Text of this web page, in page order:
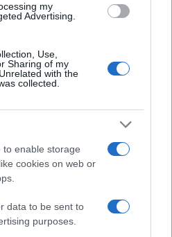
my
Advertising.
Use,
Sharing of my
with the
collected.
to enable storage
cookies on web or
data to be sent to
purposes.
και Αλεξάνδρα
με πολυτελές γιοτ
με μπάντα που
Μέσι – Πέθανε ο
Νεκτάριος Λεμονίδης
Βούλας για να
τον γιο τους